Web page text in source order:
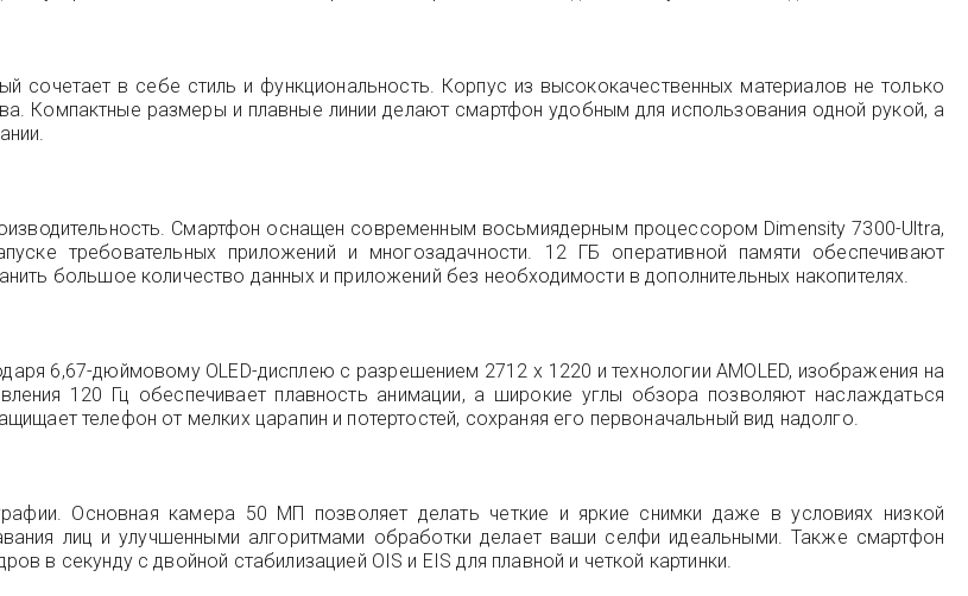
сочетает в себе стиль и функциональность. Корпус из высококачественных материалов не только
Компактные размеры и плавные линии делают смартфон удобным для использования одной рукой, а
Смартфон оснащен современным восьмиядерным процессором Dimensity 7300-Ultra,
требовательных приложений и многозадачности. 12 ГБ оперативной памяти обеспечивают
большое количество данных и приложений без необходимости в дополнительных накопителях.
6,67-дюймовому OLED-дисплею с разрешением 2712 x 1220 и технологии AMOLED, изображения на
120 Гц обеспечивает плавность анимации, а широкие углы обзора позволяют наслаждаться
телефон от мелких царапин и потертостей, сохраняя его первоначальный вид надолго.
Основная камера 50 МП позволяет делать четкие и яркие снимки даже в условиях низкой
лиц и улучшенными алгоритмами обработки делает ваши селфи идеальными. Также смартфон
в секунду с двойной стабилизацией OIS и EIS для плавной и четкой картинки.